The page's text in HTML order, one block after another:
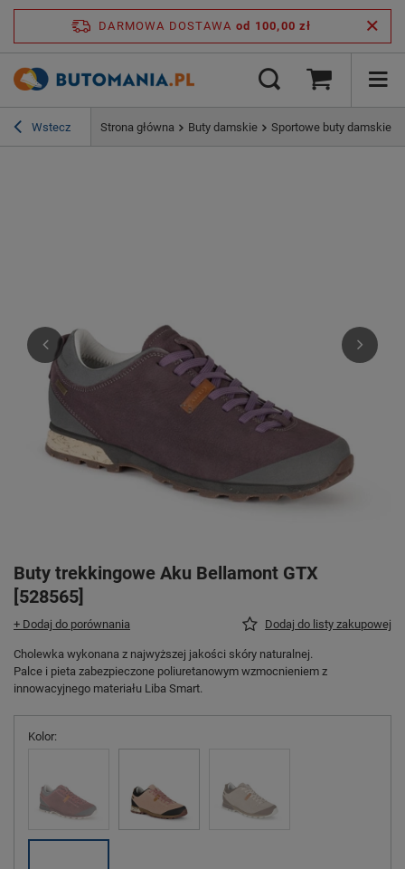
DARMOWA DOSTAWA od 100,00 zł
Wstecz Strona główna Buty damskie Sportowe buty damskie
Buty trekkingowe Aku Bellamont GTX
[528565]
+ Dodaj do porównania Dodaj do listy zakupowej
Cholewka wykonana z najwyższej jakości skóry naturalnej.
Palce i pieta zabezpieczone poliuretanowym wzmocnieniem z
innowacyjnego materiału Liba Smart.
Kolor